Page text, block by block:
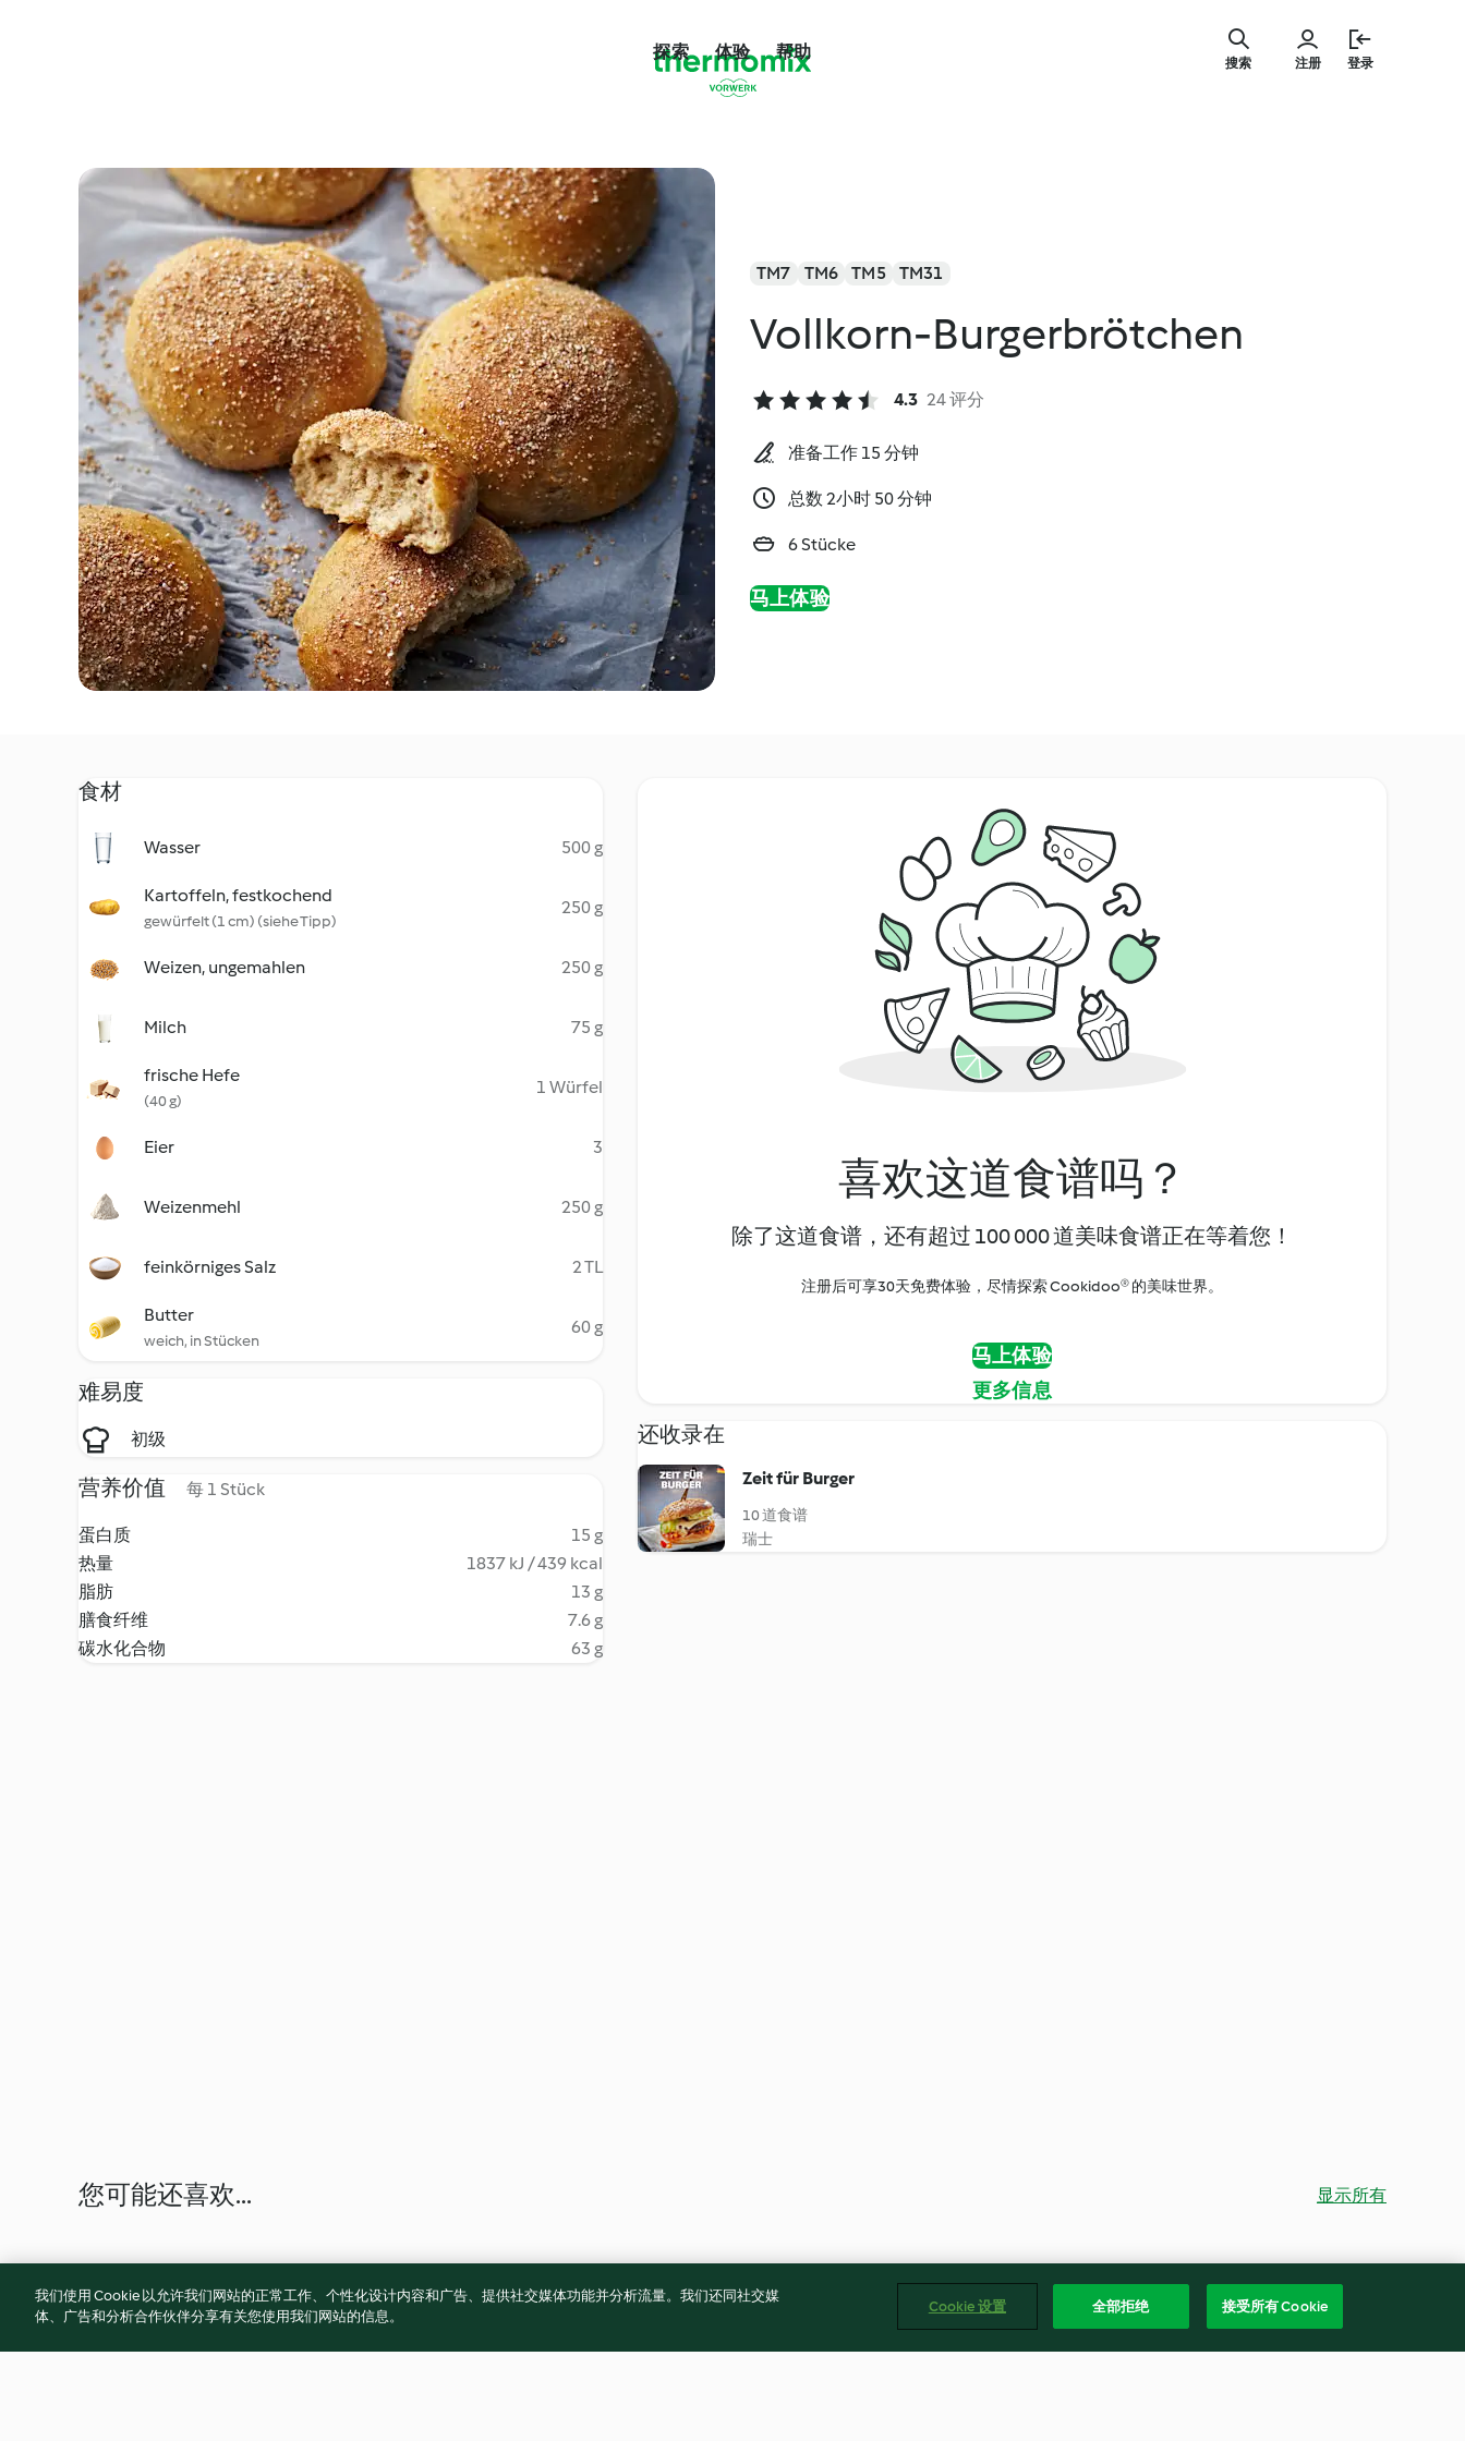
探索 体验 帮助
注册 登录
搜索
TM7 TM6 TM5 TM31
Vollkorn-Burgerbrötchen
4.3 24 评分
准备工作 15 分钟
总数 2小时 50 分钟
6 Stücke
马上体验
食材
Wasser 500 g
Kartoffeln, festkochend
gewürfelt (1 cm) (siehe Tipp)
250 g
Weizen, ungemahlen 250 g
Milch 75 g
frische Hefe
(40 g)
1 Würfel
Eier 3
Weizenmehl 250 g
feinkörniges Salz 2 TL
Butter
weich, in Stücken
60 g
难易度
初级
营养价值 每 1 Stück
蛋白质
15 g
热量
1837 kJ / 439 kcal
脂肪
13 g
膳食纤维
7.6 g
碳水化合物
63 g
喜欢这道食谱吗？
除了这道食谱，还有超过 100 000 道美味食谱正在等着您！
注册后可享30天免费体验，尽情探索 Cookidoo® 的美味世界。
马上体验
更多信息
还收录在
Zeit für Burger
10 道食谱
瑞士
您可能还喜欢... 显示所有
我们使用 Cookie 以允许我们网站的正常工作、个性化设计内容和广告、提供社交媒体功能并分析流量。我们还同社交媒
体、广告和分析合作伙伴分享有关您使用我们网站的信息。
Cookie 设置 全部拒绝 接受所有 Cookie